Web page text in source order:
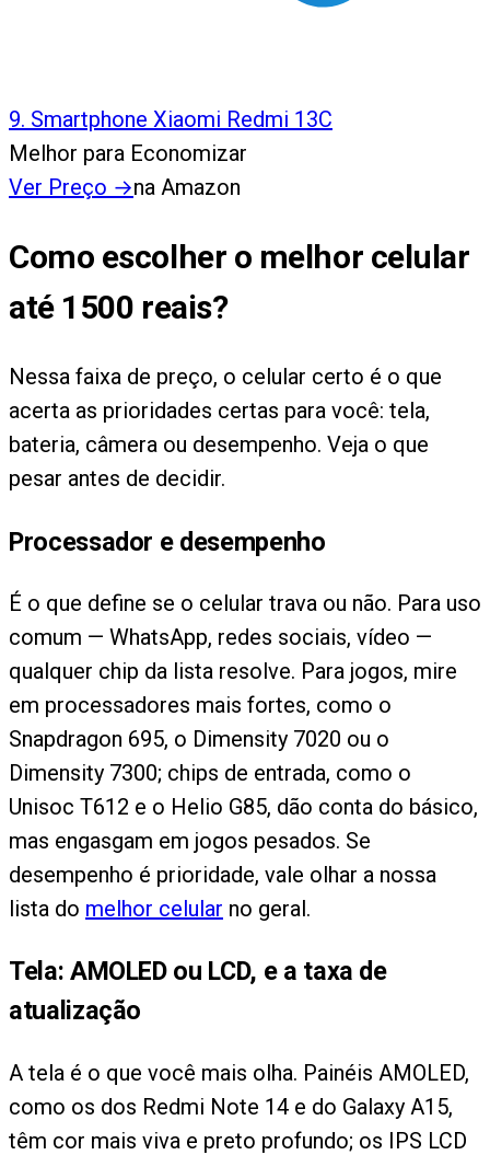
9. Smartphone Xiaomi Redmi 13C
Melhor para Economizar
Ver Preço →na Amazon
Como escolher o melhor celular
até 1500 reais?
Nessa faixa de preço, o celular certo é o que
acerta as prioridades certas para você: tela,
bateria, câmera ou desempenho. Veja o que
pesar antes de decidir.
Processador e desempenho
É o que define se o celular trava ou não. Para uso
comum — WhatsApp, redes sociais, vídeo —
qualquer chip da lista resolve. Para jogos, mire
em processadores mais fortes, como o
Snapdragon 695, o Dimensity 7020 ou o
Dimensity 7300; chips de entrada, como o
Unisoc T612 e o Helio G85, dão conta do básico,
mas engasgam em jogos pesados. Se
desempenho é prioridade, vale olhar a nossa
lista do melhor celular no geral.
Tela: AMOLED ou LCD, e a taxa de
atualização
A tela é o que você mais olha. Painéis AMOLED,
como os dos Redmi Note 14 e do Galaxy A15,
têm cor mais viva e preto profundo; os IPS LCD